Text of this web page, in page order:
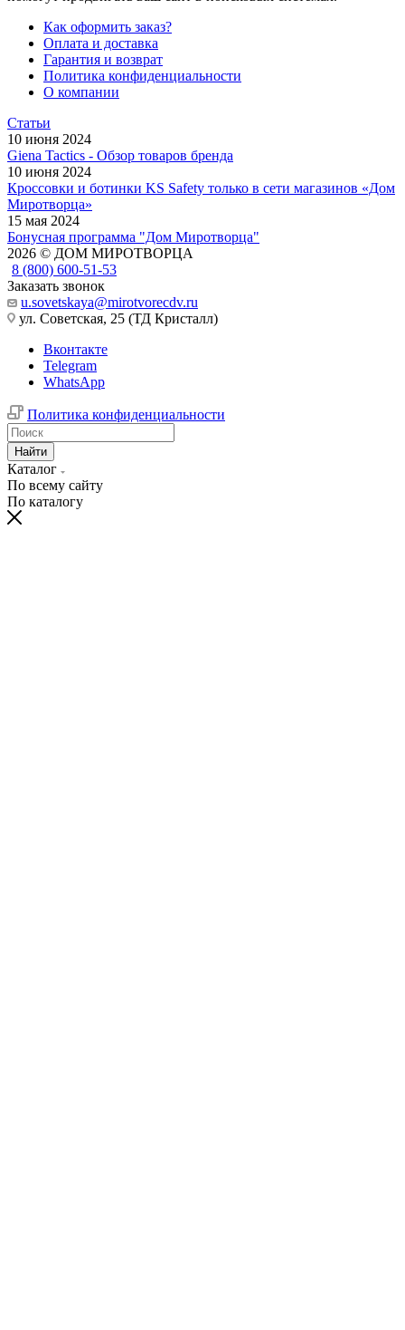
Как оформить заказ?
Оплата и доставка
Гарантия и возврат
Политика конфиденциальности
О компании
Статьи
10 июня 2024
Giena Tactics - Обзор товаров бренда
10 июня 2024
Кроссовки и ботинки KS Safety только в сети магазинов «Дом
Миротворца»
15 мая 2024
Бонусная программа "Дом Миротворца"
2026 © ДОМ МИРОТВОРЦА
8 (800) 600-51-53
Заказать звонок
u.sovetskaya@mirotvorecdv.ru
ул. Советская, 25 (ТД Кристалл)
Вконтакте
Telegram
WhatsApp
Политика конфиденциальности
Найти
Каталог
По всему сайту
По каталогу